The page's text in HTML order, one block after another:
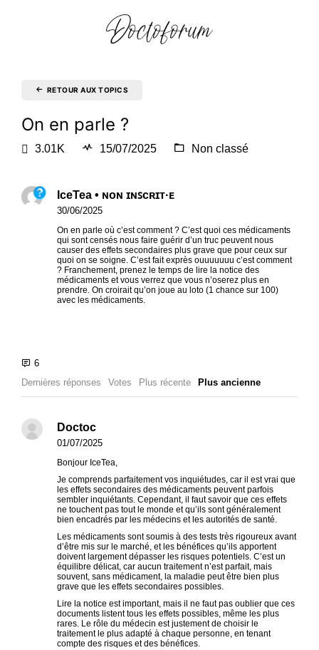
RETOUR AUX TOPICS
On en parle ?
3.01K 15/07/2025 Non classé
IceTea • ɴᴏɴ ɪɴꜱᴄʀɪᴛ·ᴇ
30/06/2025
On en parle où c’est comment ? C’est quoi ces médicaments
qui sont censés nous faire guérir d’un truc peuvent nous
causer des effets secondaires plus grave que pour ceux sur
quoi on se soigne. C’est fait exprès ouuuuuuu c’est comment
? Franchement, prenez le temps de lire la notice des
médicaments et vous verrez que vous n’oserez plus en
prendre. On croirait qu’on joue au loto (1 chance sur 100)
avec les médicaments.
Dernières réponses Votes Plus récente Plus ancienne
Doctoc
01/07/2025
Bonjour IceTea,
Je comprends parfaitement vos inquiétudes, car il est vrai que
les effets secondaires des médicaments peuvent parfois
sembler inquiétants. Cependant, il faut savoir que ces effets
ne touchent pas tout le monde et qu’ils sont généralement
bien encadrés par les médecins et les autorités de santé.
Les médicaments sont soumis à des tests très rigoureux avant
d’être mis sur le marché, et les bénéfices qu’ils apportent
doivent largement dépasser les risques potentiels. C’est un
équilibre délicat, car aucun traitement n’est parfait, mais
souvent, sans médicament, la maladie peut être bien plus
grave que les effets secondaires possibles.
Lire la notice est important, mais il ne faut pas oublier que ces
documents listent tous les effets possibles, même les plus
rares. Le rôle du médecin est justement de choisir le
traitement le plus adapté à chaque personne, en tenant
compte des risques et des bénéfices.